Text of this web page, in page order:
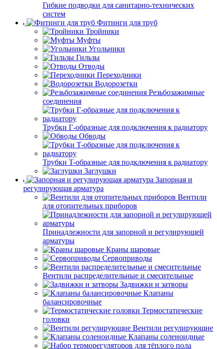
Гибкие подводки для санитарно-технических
систем
Фитинги для труб
Тройники
Муфты
Угольники
Гильзы
Отводы
Переходники
Водорозетки
Резьбозажимные
соединения
Трубки Г-образные для подключения к радиатору
Обводы
Трубки T-образные для подключения к радиатору
Заглушки
Запорная и
регулирующая арматура
Вентили
для отопительных приборов
Принадлежности для запорной и регулирующей
арматуры
Краны шаровые
Сервоприводы
Вентили распределительные и смесительные
Задвижки и затворы
Клапаны
балансировочные
Термостатические
головки
Вентили регулирующие
Клапаны соленоидные